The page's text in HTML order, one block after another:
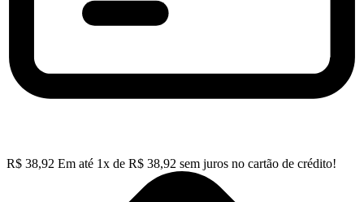
R$ 38,92 Em até 1x de R$ 38,92 sem juros no cartão de crédito!